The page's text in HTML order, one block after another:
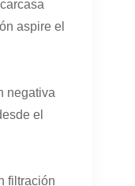
aspire el
negativa
el
filtración